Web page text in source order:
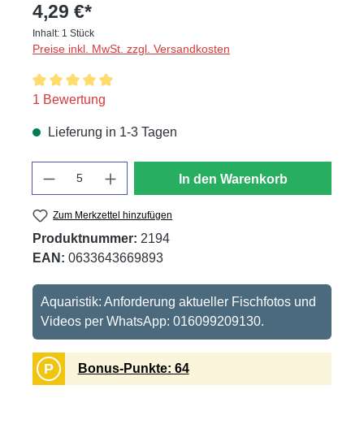
4,29 €*
Inhalt: 1 Stück
Preise inkl. MwSt. zzgl. Versandkosten
Durchschnittliche Bewertung von 5 von 5 Sternen
1 Bewertung
Lieferung in 1-3 Tagen
In den Warenkorb
Zum Merkzettel hinzufügen
Produktnummer: 2194
EAN: 0633643669893
Aquaristik: Anforderung aktueller Fischfotos und
Videos per WhatsApp: 016099209130.
P Bonus-Punkte: 64